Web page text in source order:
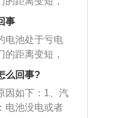
干净，即可解
洁车钥匙。用
巾擦拭清洁车
别清洁车钥
干。7、换个
因为车辆附近
号发射塔、高
ID与发动机
启动。如果不
一般是弹簧
所致，如脏、
正负极的接触
决不按键灵
匙：用牙签扎
洁按键底座，
替牙签更加方
找一处通电和
汽车的遥控
用螺丝刀打开
路板。一般
烙铁拿出来
固焊接。焊接
控的控制盒
情况下虽然
器指示灯会
电量充足。所
做的就是更换
本身的问题
需要更换新的
辆的遥控接收
事
电池处于亏电
的距离变短，
情况下虽然
器指示灯会
电量充足。所
做的就是更换
么回事?
因如下：1、汽
电池没电或者